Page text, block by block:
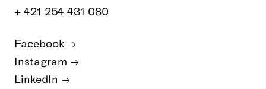
+ 421 254 431 080
Facebook
Instagram
LinkedIn